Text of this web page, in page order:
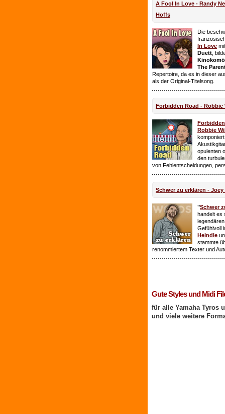
A Fool In Love - Randy
Hoffs
Die
In Love
Duett ,
The
Repertoire, da es in dieser
als der Original-Titelsong.
Forbidden Road - Robbie
Robbie
opulenten
den
von Fehlentscheidungen,
Schwer zu erklären - Joey
"Schwer
handelt es
Gefühlvoll
Heindle
stammte
renommiertem Texter und
Gute Styles und Midi
für alle Yamaha Tyros
und viele weitere